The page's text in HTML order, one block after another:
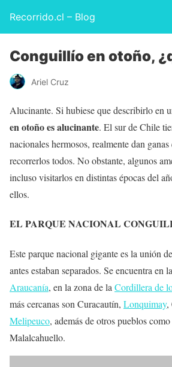
Recorrido.cl – Blog
Conguillío en otoño,
Ariel Cruz
Alucinante. Si hubiese que describirlo en
en otoño es alucinante. El sur de Chile
nacionales hermosos, realmente dan
recorrerlos todos. No obstante, algunos
incluso visitarlos en distintas épocas del
ellos.
EL PARQUE NACIONAL
Este parque nacional gigante es la unión
antes estaban separados. Se encuentra en la
Araucanía, en la zona de la Cordillera de
más cercanas son Curacautín, Lonquimay,
Melipeuco, además de otros pueblos
Malalcahuello.